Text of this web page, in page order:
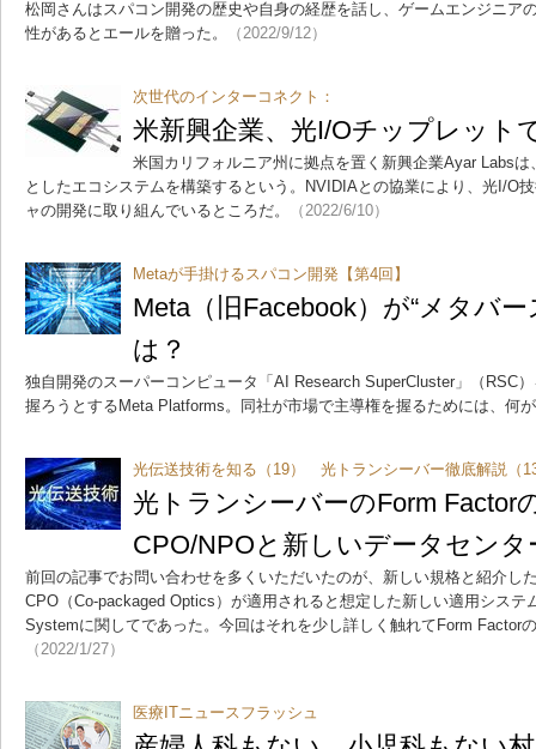
松岡さんはスパコン開発の歴史や自身の経歴を話し、ゲームエンジニア
性があるとエールを贈った。
（2022/9/12）
次世代のインターコネクト：
米新興企業、光I/Oチップレット
米国カリフォルニア州に拠点を置く新興企業Ayar Labs
としたエコシステムを構築するという。NVIDIAとの協業により、光I/O
ャの開発に取り組んでいるところだ。
（2022/6/10）
Metaが手掛けるスパコン開発【第4回】
Meta（旧Facebook）が“メタバ
は？
独自開発のスーパーコンピュータ「AI Research SuperCluster」（RSC
握ろうとするMeta Platforms。同社が市場で主導権を握るためには、何
光伝送技術を知る（19） 光トランシーバー徹底解説（
光トランシーバーのForm Factor
CPO/NPOと新しいデータセンタ
前回の記事でお問い合わせを多くいただいたのが、新しい規格と紹介し
CPO（Co-packaged Optics）が適用されると想定した新しい適用システ
Systemに関してであった。今回はそれを少し詳しく触れてForm Factor
（2022/1/27）
医療ITニュースフラッシュ